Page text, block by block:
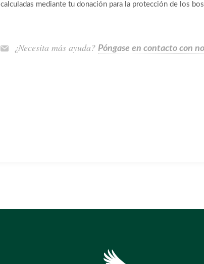
calculadas mediante tu donación para la protección de los
¿Necesita más ayuda? Póngase en contacto con